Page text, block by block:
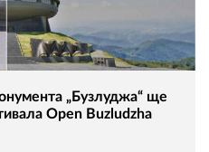
„Бузлуджа“ ще
Open Buzludzha